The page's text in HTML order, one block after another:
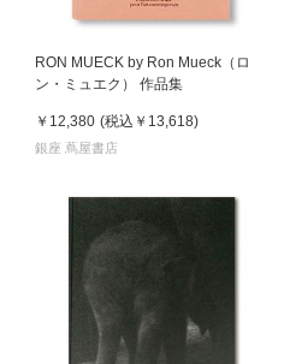
RON MUECK by Ron Mueck（ロ
ン・ミュエク） 作品集
￥12,380 (税込 ￥13,618)
銀座 蔦屋書店